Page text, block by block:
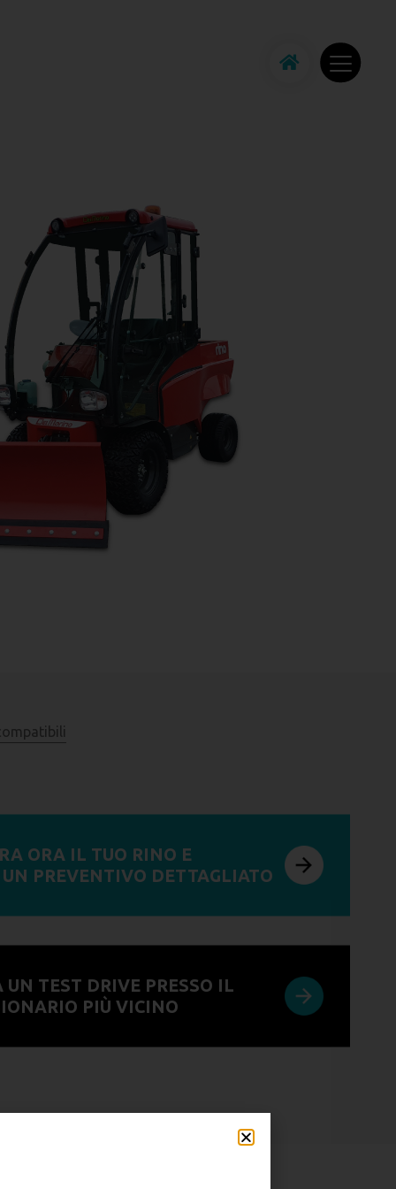
ORA IL TUO RINO E
PREVENTIVO DETTAGLIATO
UN TEST DRIVE PRESSO IL
PIÙ VICINO